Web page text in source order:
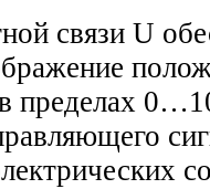
связи U
пределах